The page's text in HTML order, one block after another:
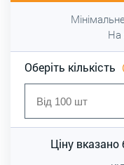
На
Оберіть кількість
Ціну вказано